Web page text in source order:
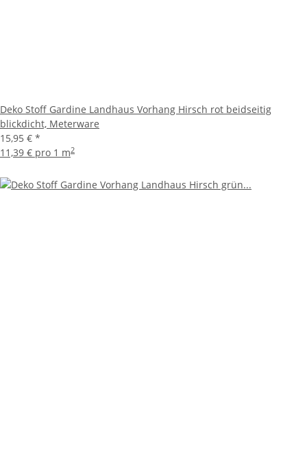
Deko Stoff Gardine Landhaus Vorhang Hirsch rot beidseitig
blickdicht, Meterware
15,95 € *
11,39 € pro 1 m2